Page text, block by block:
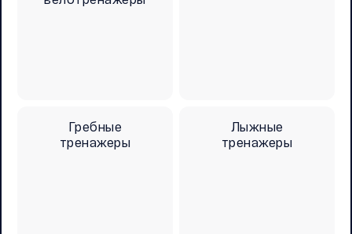
Гребные
тренажеры
Лыжные
тренажеры